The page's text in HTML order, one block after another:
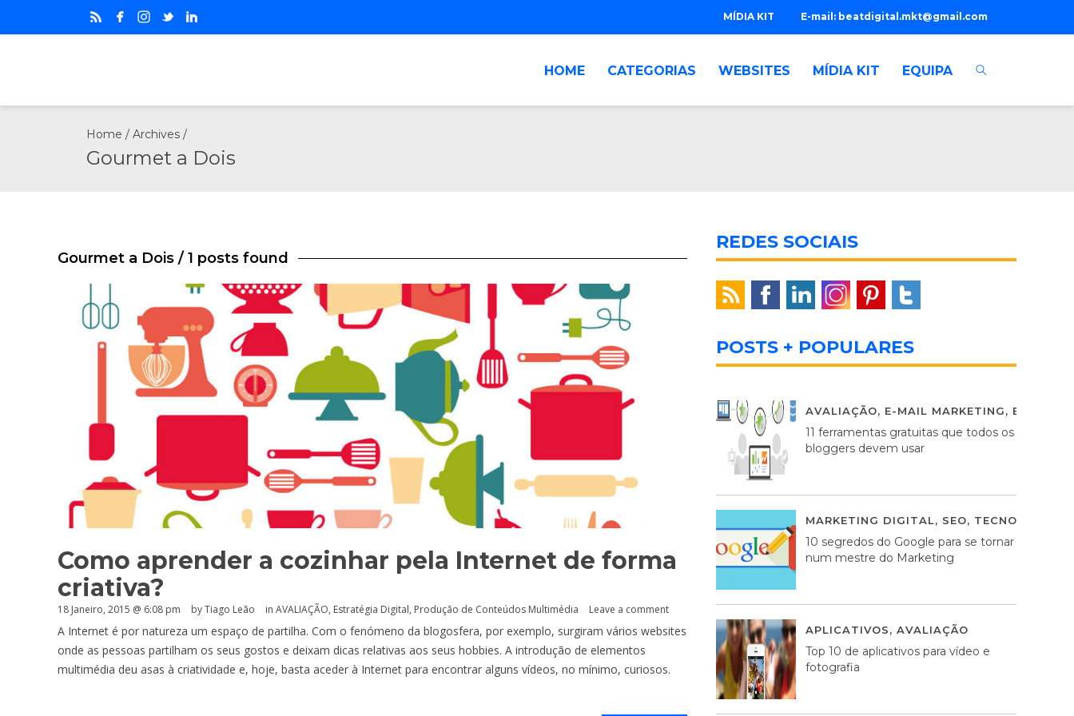
E-mail: beatdigital.mkt@gmail.com
MÍDIA KIT
HOME CATEGORIAS WEBSITES MÍDIA KIT EQUIPA
Home / Archives /
Gourmet a Dois
Gourmet a Dois / 1 posts found
Como aprender a cozinhar pela Internet de forma
criativa?
18 Janeiro, 2015 @ 6:08 pm by Tiago Leão in AVALIAÇÃO, Estratégia Digital, Produção de Conteúdos Multimédia Leave a comment
A Internet é por natureza um espaço de partilha. Com o fenómeno da blogosfera, por exemplo, surgiram vários websites
onde as pessoas partilham os seus gostos e deixam dicas relativas aos seus hobbies. A introdução de elementos
multimédia deu asas à criatividade e, hoje, basta aceder à Internet para encontrar alguns vídeos, no mínimo, curiosos.
REDES SOCIAIS
POSTS + POPULARES
AVALIAÇÃO, E-MAIL MARKETING,
11 ferramentas gratuitas que todos os
bloggers devem usar
MARKETING DIGITAL, SEO, TECNOLOGIA
10 segredos do Google para se tornar
num mestre do Marketing
APLICATIVOS, AVALIAÇÃO
Top 10 de aplicativos para vídeo e
fotografia